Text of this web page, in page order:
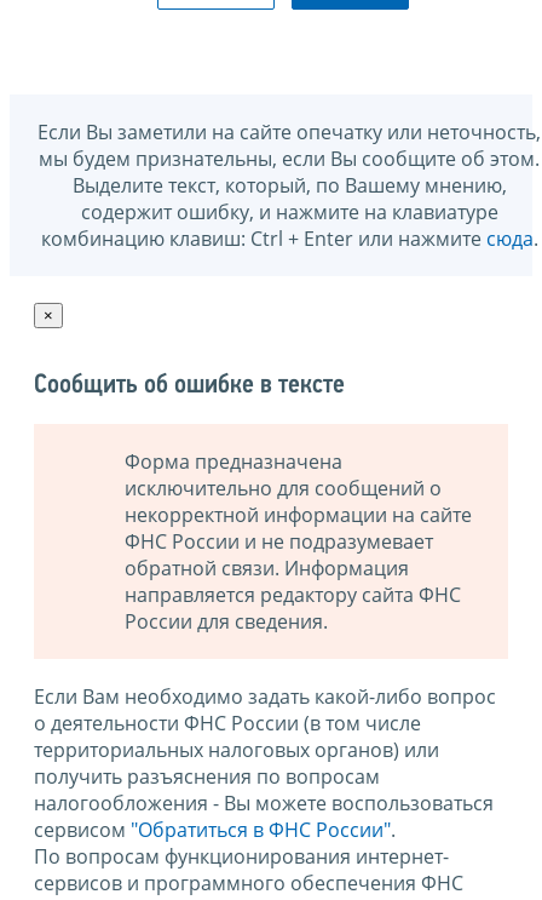
Если Вы заметили на сайте опечатку или неточность,
мы будем признательны, если Вы сообщите об этом.
Выделите текст, который, по Вашему мнению,
содержит ошибку, и нажмите на клавиатуре
комбинацию клавиш: Ctrl + Enter или нажмите сюда.
×
Сообщить об ошибке в тексте
Форма предназначена
исключительно для сообщений о
некорректной информации на сайте
ФНС России и не подразумевает
обратной связи. Информация
направляется редактору сайта ФНС
России для сведения.
Если Вам необходимо задать какой-либо вопрос
о деятельности ФНС России (в том числе
территориальных налоговых органов) или
получить разъяснения по вопросам
налогообложения - Вы можете воспользоваться
сервисом "Обратиться в ФНС России".
По вопросам функционирования интернет-
сервисов и программного обеспечения ФНС